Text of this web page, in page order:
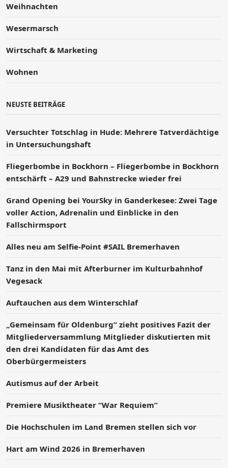
Weihnachten
Wesermarsch
Wirtschaft & Marketing
Wohnen
NEUSTE BEITRÄGE
Versucht­er Totschlag in Hude: Mehrere Tatverdächtige
in Untersuchungshaft
Fliegerbombe in Bockhorn – Fliegerbombe in Bockhorn
entschärft – A29 und Bahnstrecke wieder frei
Grand Opening bei YourSky in Ganderkesee: Zwei Tage
voller Action, Adrenalin und Einblicke in den
Fallschirmsport
Alles neu am Selfie-Point #SAIL Bremerhaven
Tanz in den Mai mit Afterburner im Kulturbahnhof
Vegesack
Auftauchen aus dem Winterschlaf
„Gemeinsam für Oldenburg“ zieht positives Fazit der
Mitgliederversammlung Mitglieder diskutierten mit
den drei Kandidaten für das Amt des
Oberbürgermeisters
Autismus auf der Arbeit
Premiere Musiktheater “War Requiem”
Die Hochschulen im Land Bremen stellen sich vor
Hart am Wind 2026 in Bremerhaven